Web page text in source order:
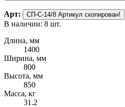
Арт: СП-С-14/8 Артикул скопирован!
В наличии: 8 шт.
Длина, мм
1400
Ширина, мм
800
Высота, мм
850
Масса, кг
31.2